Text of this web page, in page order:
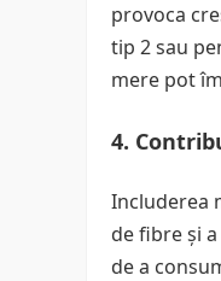
provoca
tip 2 sau
mere pot
4.
Includerea
de fibre și
de a